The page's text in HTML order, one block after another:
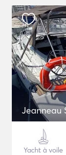
Jeanneau
Yacht à voile